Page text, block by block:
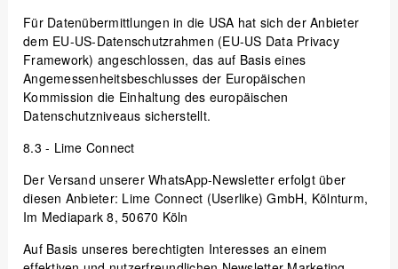
Für Datenübermittlungen in die USA hat sich der Anbieter
dem EU-US-Datenschutzrahmen (EU-US Data Privacy
Framework) angeschlossen, das auf Basis eines
Angemessenheitsbeschlusses der Europäischen
Kommission die Einhaltung des europäischen
Datenschutzniveaus sicherstellt.
8.3 - Lime Connect
Der Versand unserer WhatsApp-Newsletter erfolgt über
diesen Anbieter: Lime Connect (Userlike) GmbH, Kölnturm,
Im Mediapark 8, 50670 Köln
Auf Basis unseres berechtigten Interesses an einem